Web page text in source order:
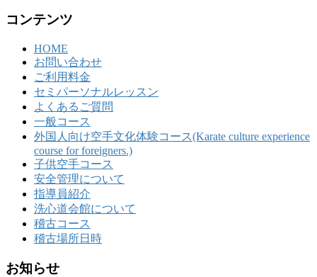
コンテンツ
HOME
お問い合わせ
ご利用料金
セミパーソナルレッスン
よくあるご質問
一般コース
外国人向け空手文化体験コース(Karate culture experience
course for foreigners.)
子供空手コース
安全管理について
指導員紹介
洗心道会館について
稽古コース
稽古場所日時
お知らせ